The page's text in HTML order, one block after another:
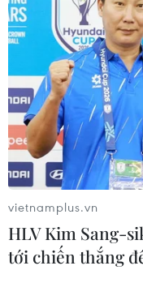
#đội tuyển Việt Nam
#Đình Trọng
UAE
vietnamplus.vn
HLV Kim Sang-
tới chiến thắng